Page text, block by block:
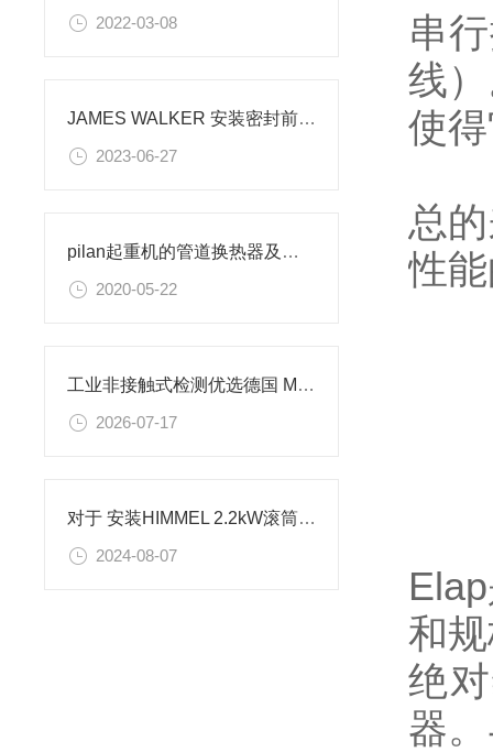
2022-03-08
JAMES WALKER 安装密封前的检查事项
2023-06-27
pilan起重机的管道换热器及油冷却器
2020-05-22
工业非接触式检测优选德国 Microsonic 威声传感器方案
2026-07-17
对于 安装HIMMEL 2.2kW滚筒电机 的注意事项
2024-08-07
串
线
使
总
性
和
绝
器